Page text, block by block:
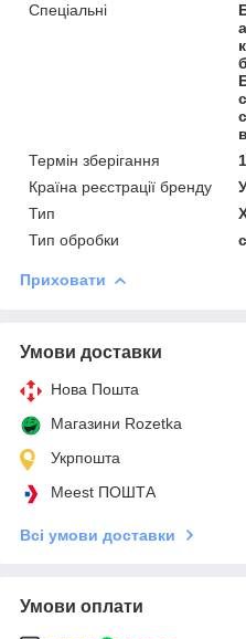
Спеціальні
Термін зберігання
Країна реєстрації бренду
Тип
Тип обробки
Приховати
Умови доставки
Нова Пошта
Магазини Rozetka
Укрпошта
Meest ПОШТА
Всі умови доставки
Умови оплати